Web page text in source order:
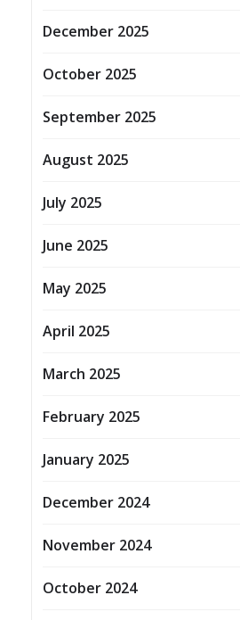
December 2025
October 2025
September 2025
August 2025
July 2025
June 2025
May 2025
April 2025
March 2025
February 2025
January 2025
December 2024
November 2024
October 2024